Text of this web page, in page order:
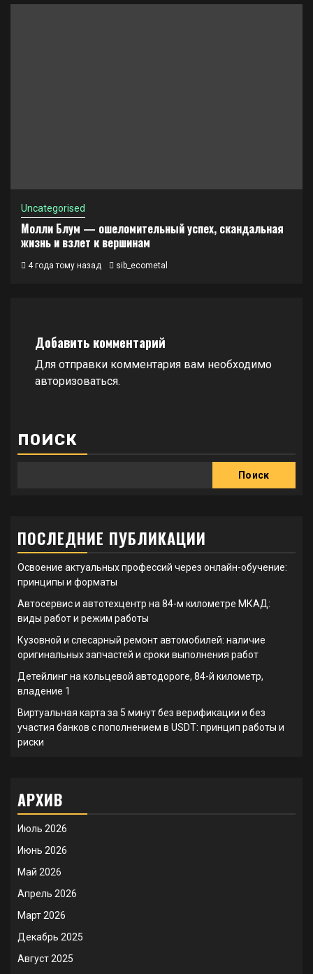
Uncategorised
Молли Блум — ошеломительный успех, скандальная
жизнь и взлет к вершинам
4 года тому назад sib_ecometal
Добавить комментарий
Для отправки комментария вам необходимо
авторизоваться.
ПОИСК
Поиск
ПОСЛЕДНИЕ ПУБЛИКАЦИИ
Освоение актуальных профессий через онлайн-обучение:
принципы и форматы
Автосервис и автотехцентр на 84-м километре МКАД:
виды работ и режим работы
Кузовной и слесарный ремонт автомобилей: наличие
оригинальных запчастей и сроки выполнения работ
Детейлинг на кольцевой автодороге, 84-й километр,
владение 1
Виртуальная карта за 5 минут без верификации и без
участия банков с пополнением в USDT: принцип работы и
риски
АРХИВ
Июль 2026
Июнь 2026
Май 2026
Апрель 2026
Март 2026
Декабрь 2025
Август 2025